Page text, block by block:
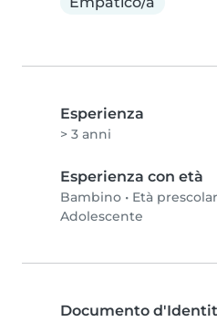
Esperienza
> 3 anni
Esperienza con età
Bambino • Età
Adolescente
Documento